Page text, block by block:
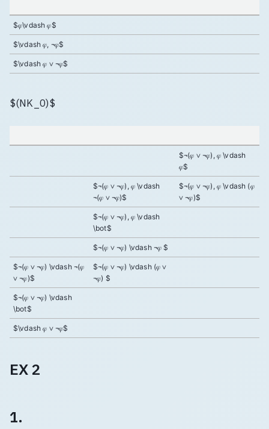
$𝜑\vdash 𝜑$
$\vdash 𝜑, ¬𝜑$
$\vdash 𝜑 ∨ ¬𝜑$
$(NK_0)$
$¬(𝜑 ∨ ¬𝜑), 𝜑 \vdash
𝜑$
$¬(𝜑 ∨ ¬𝜑), 𝜑 \vdash
¬(𝜑 ∨ ¬𝜑)$
$¬(𝜑 ∨ ¬𝜑), 𝜑 \vdash (𝜑
∨ ¬𝜑)$
$¬(𝜑 ∨ ¬𝜑), 𝜑 \vdash
\bot$
$¬(𝜑 ∨ ¬𝜑) \vdash ¬𝜑 $
$¬(𝜑 ∨ ¬𝜑) \vdash ¬(𝜑
∨ ¬𝜑)$
$¬(𝜑 ∨ ¬𝜑) \vdash (𝜑 ∨
¬𝜑) $
$¬(𝜑 ∨ ¬𝜑) \vdash
\bot$
$\vdash 𝜑 ∨ ¬𝜑$
EX 2
1.